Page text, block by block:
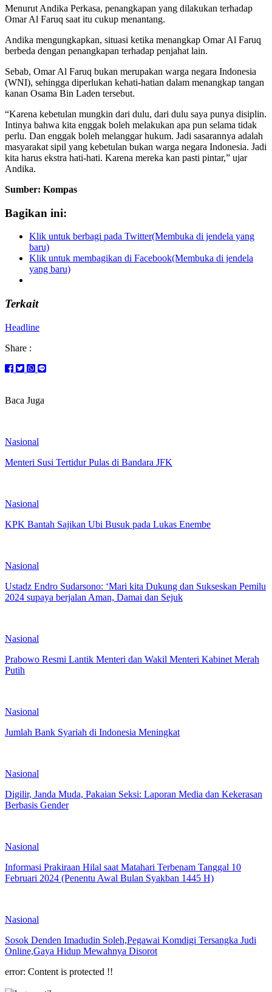
Menurut Andika Perkasa, penangkapan yang dilakukan terhadap
Omar Al Faruq saat itu cukup menantang.
Andika mengungkapkan, situasi ketika menangkap Omar Al Faruq
berbeda dengan penangkapan terhadap penjahat lain.
Sebab, Omar Al Faruq bukan merupakan warga negara Indonesia
(WNI), sehingga diperlukan kehati-hatian dalam menangkap tangan
kanan Osama Bin Laden tersebut.
“Karena kebetulan mungkin dari dulu, dari dulu saya punya disiplin.
Intinya bahwa kita enggak boleh melakukan apa pun selama tidak
perlu. Dan enggak boleh melanggar hukum. Jadi sasarannya adalah
masyarakat sipil yang kebetulan bukan warga negara Indonesia. Jadi
kita harus ekstra hati-hati. Karena mereka kan pasti pintar,” ujar
Andika.
Sumber: Kompas
Bagikan ini:
Klik untuk berbagi pada Twitter(Membuka di jendela yang
baru)
Klik untuk membagikan di Facebook(Membuka di jendela
yang baru)
Terkait
Headline
Share :
Baca Juga
Nasional
Menteri Susi Tertidur Pulas di Bandara JFK
Nasional
KPK Bantah Sajikan Ubi Busuk pada Lukas Enembe
Nasional
Ustadz Endro Sudarsono: ‘Mari kita Dukung dan Sukseskan Pemilu
2024 supaya berjalan Aman, Damai dan Sejuk
Nasional
Prabowo Resmi Lantik Menteri dan Wakil Menteri Kabinet Merah
Putih
Nasional
Jumlah Bank Syariah di Indonesia Meningkat
Nasional
Digilir, Janda Muda, Pakaian Seksi: Laporan Media dan Kekerasan
Berbasis Gender
Nasional
Informasi Prakiraan Hilal saat Matahari Terbenam Tanggal 10
Februari 2024 (Penentu Awal Bulan Syakban 1445 H)
Nasional
Sosok Denden Imadudin Soleh,Pegawai Komdigi Tersangka Judi
Online,Gaya Hidup Mewahnya Disorot
error: Content is protected !!